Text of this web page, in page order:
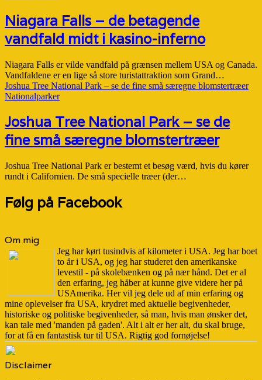
Niagara Falls – de betagende
vandfald midt i kasino-inferno
Niagara Falls er vilde vandfald på grænsen mellem USA og Canada.
Vandfaldene er en lige så store turistattraktion som Grand…
Joshua Tree National Park – se de fine små særegne blomstertræer
Nationalparker
Joshua Tree National Park – se de
fine små særegne blomstertræer
Joshua Tree National Park er bestemt et besøg værd, hvis du kører
rundt i Californien. De små specielle træer (der…
Følg på Facebook
Om mig
Jeg har kørt tusindvis af kilometer i USA. Jeg har boet
to år i USA, og jeg har studeret den amerikanske
levestil - på skolebænken og på nær hånd. Det er al
den erfaring, jeg håber at kunne give videre her på
USAmerika. Her vil jeg dele ud af min erfaring og
mine oplevelser fra USA, krydret med aktuelle begivenheder,
historiske og politiske begivenheder, så man, hvis man ønsker det,
kan tale med 'manden på gaden'. Alt i alt er her alt, du skal bruge,
for at få en fantastisk tur til USA. Rigtig god fornøjelse!
Disclaimer